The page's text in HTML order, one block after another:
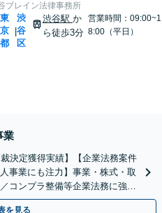
ブレイン法律事務所
東
京
都
|
渋
谷
区
渋谷駅 か
ら徒歩3分
営業時間：09:00~1
8:00（平日）
業
決定獲得実績】【企業法務案件
事業にも注力】事業・株式・取
コンプラ整備等企業法務に強
広く対応！渋谷駅３分
を見る